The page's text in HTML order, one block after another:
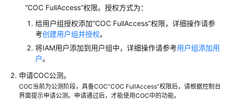
Flexus
L
实
例
生
周
期
“COC FullAccess”权限。授权方式为：
给用户组授权添加“COC FullAccess”权限，详细操作请参
考创建用户组并授权。
将IAM用户添加到用户组中，详细操作请参考用户组添加用
户。
申请COC公测。
COC当前为公测阶段，具备COC“COC FullAccess”权限后，请根据控制台
界面提示申请公测。申请通过后，才能使用COC中的功能。